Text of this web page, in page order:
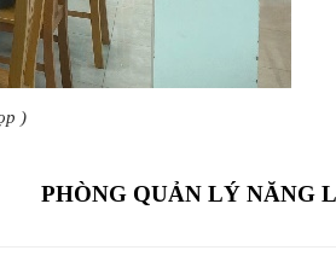
)
PHÒNG QUẢN LÝ NĂNG